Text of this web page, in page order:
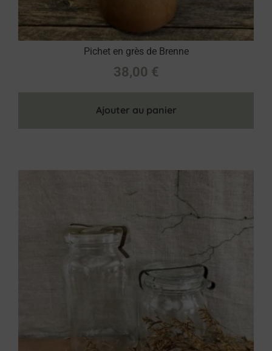
Pichet en grès de Brenne
38,00 €
Ajouter au panier